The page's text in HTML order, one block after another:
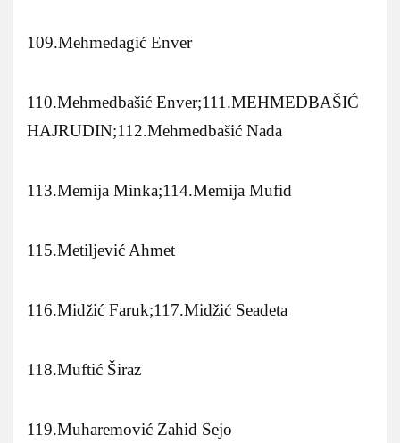
109.Mehmedagić Enver
110.Mehmedbašić Enver;111.MEHMEDBAŠIĆ
HAJRUDIN;112.Mehmedbašić Nađa
113.Memija Minka;114.Memija Mufid
115.Metiljević Ahmet
116.Midžić Faruk;117.Midžić Seadeta
118.Muftić Širaz
119.Muharemović Zahid Sejo